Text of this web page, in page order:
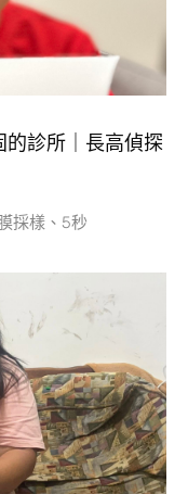
的診所｜長高偵探
採樣、5秒